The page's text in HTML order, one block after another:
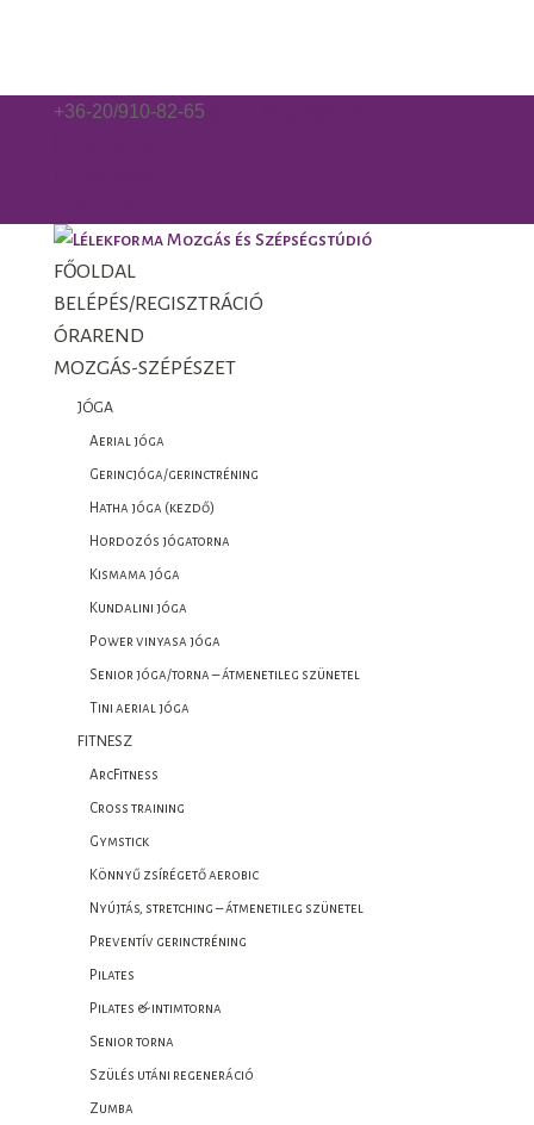
+36-20/910-82-65
FŐOLDAL
BELÉPÉS/REGISZTRÁCIÓ
ÓRAREND
MOZGÁS-SZÉPÉSZET
JÓGA
Aerial jóga
Gerincjóga/gerinctréning
Hatha jóga (kezdő)
Hordozós jógatorna
Kismama jóga
Kundalini jóga
Power vinyasa jóga
Senior jóga/torna – átmenetileg szünetel
Tini aerial jóga
FITNESZ
ArcFitness
Cross training
Gymstick
Könnyű zsírégető aerobic
Nyújtás, stretching – átmenetileg szünetel
Preventív gerinctréning
Pilates
Pilates & intimtorna
Senior torna
Szülés utáni regeneráció
Zumba